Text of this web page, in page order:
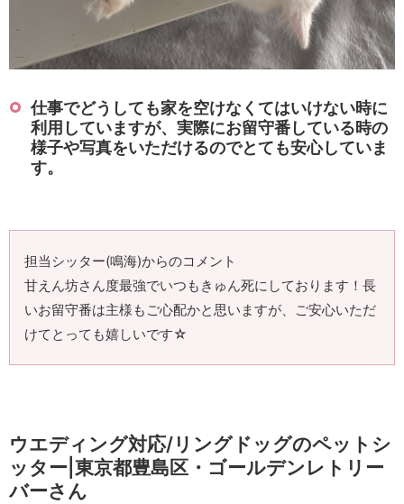
仕事でどうしても家を空けなくてはいけない時に
利用していますが、実際にお留守番している時の
様子や写真をいただけるのでとても安心していま
す。
担当シッター(鳴海)からのコメント
甘えん坊さん度最強でいつもきゅん死にしております！長
いお留守番は主様もご心配かと思いますが、ご安心いただ
けてとっても嬉しいです☆
ウエディング対応/リングドッグのペットシ
ッター|東京都豊島区・ゴールデンレトリー
バーさん